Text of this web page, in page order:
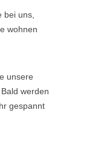
bei uns,
wohnen
unsere
werden
gespannt